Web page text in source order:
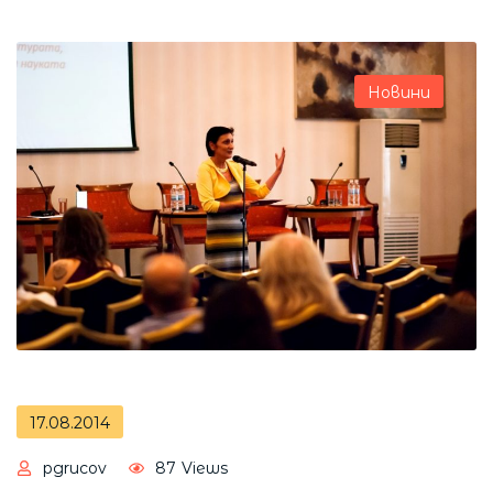
Новини
17.08.2014
pgrucov 87 Views